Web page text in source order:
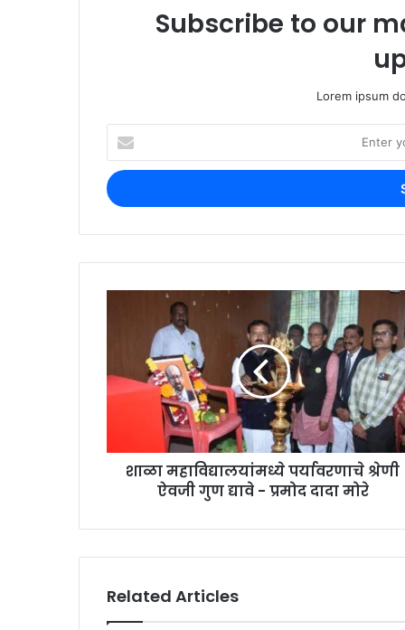
Subscribe to our
Lorem ipsum
शाळा महाविद्यालयांमध्ये पर्यावरणाचे श्रेणी
ऐवजी गुण द्यावे - प्रमोद दादा मोरे
Related Articles